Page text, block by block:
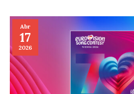
Abr
17
2026